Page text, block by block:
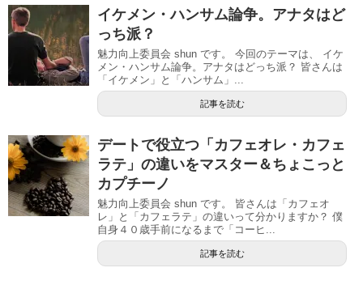
イケメン・ハンサム論争。アナタはど
っち派？
魅力向上委員会 shun です。 今回のテーマは、 イケ
メン・ハンサム論争。アナタはどっち派？ 皆さんは
「イケメン」と「ハンサム」...
記事を読む
デートで役立つ「カフェオレ・カフェ
ラテ」の違いをマスター＆ちょこっと
カプチーノ
魅力向上委員会 shun です。 皆さんは「カフェオ
レ」と「カフェラテ」の違いって分かりますか？ 僕
自身４０歳手前になるまで「コーヒ...
記事を読む